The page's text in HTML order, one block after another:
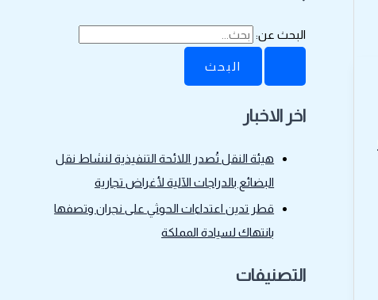
البحث عن:
اخر الاخبار
هيئة النقل تُصدر اللائحة التنفيذية لنشاط نقل
البضائع بالدراجات الآلية لأغراض تجارية
قطر تدين اعتداءات الحوثي على نجران وتصفها
بانتهاك لسيادة المملكة
التصنيفات